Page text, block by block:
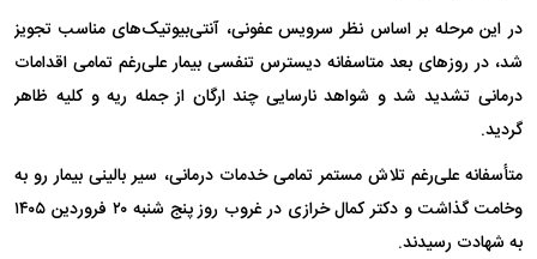
در این مرحله بر اساس نظر سرویس عفونی، آنتی‌بیوتیک‌های مناسب تجویز
شد، در روز‌های بعد متاسفانه دیسترس تنفسی بیمار علی‌رغم تمامی اقدامات
درمانی تشدید شد و شواهد نارسایی چند ارگان از جمله ریه و کلیه ظاهر
گردید.
متأسفانه علی‌رغم تلاش مستمر تمامی خدمات درمانی، سیر بالینی بیمار رو به
وخامت گذاشت و دکتر کمال خرازی در غروب روز پنج شنبه ۲۰ فروردین ۱۴۰۵
به شهادت رسیدند.